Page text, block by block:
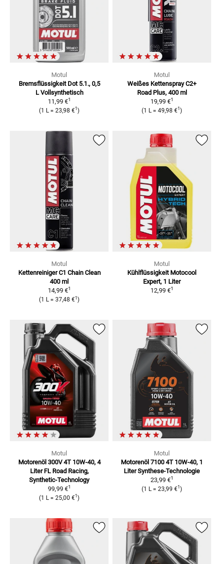
Motul
Bremsflüssigkeit Dot 5.1., 0,5
L Vollsynthetisch
11,99 €1
(1 L= 23,98 €1 )
Motul
Weißes Kettenspray C2+
Road Plus, 400 ml
19,99 €1
(1 L= 49,98 €1 )
Motul
Kettenreiniger C1 Chain Clean
400 ml
14,99 €1
(1 L= 37,48 €1 )
Motul
Kühlflüssigkeit Motocool
Expert, 1 Liter
12,99 €1
Motul
Motorenöl 300V 4T 10W-40, 4
Liter FL Road Racing,
Synthetic-Technology
99,99 €1
(1 L = 25,00 €1 )
Motul
Motorenöl 7100 4T 10W-40, 1
Liter Synthese-Technologie
23,99 €1
(1 L = 23,99 €1 )